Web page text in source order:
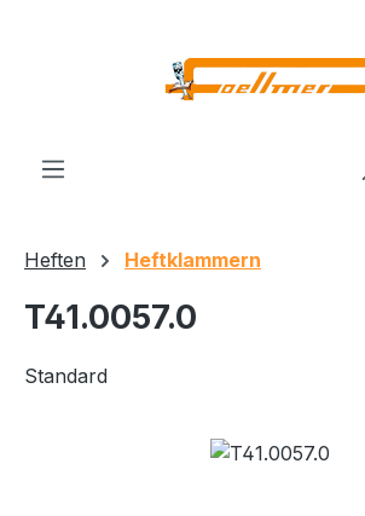
Heften Heftklammern
T41.0057.0
Standard
Bildergalerie überspringen